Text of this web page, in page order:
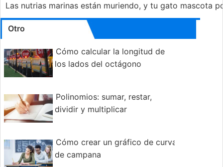
Las nutrias marinas están muriendo, y tu gato mascota
Otro
Cómo calcular la longitud de
los lados del octágono
Polinomios: sumar, restar,
dividir y multiplicar
Cómo crear un gráfico de curva
de campana